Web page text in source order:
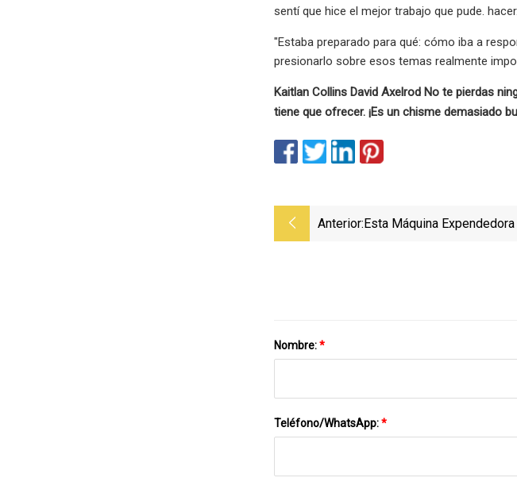
sentí que hice el mejor trabajo que pude.
"Estaba preparado para qué: cómo iba a
presionarlo sobre esos temas realmente
Kaitlan Collins David Axelrod No te pierdas
tiene que ofrecer. ¡Es un chisme demasiado
Anterior:Esta Máquina
Nombre:*
Teléfono/WhatsApp:*